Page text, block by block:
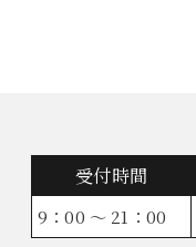
受付時間
9：00 ～ 21：00